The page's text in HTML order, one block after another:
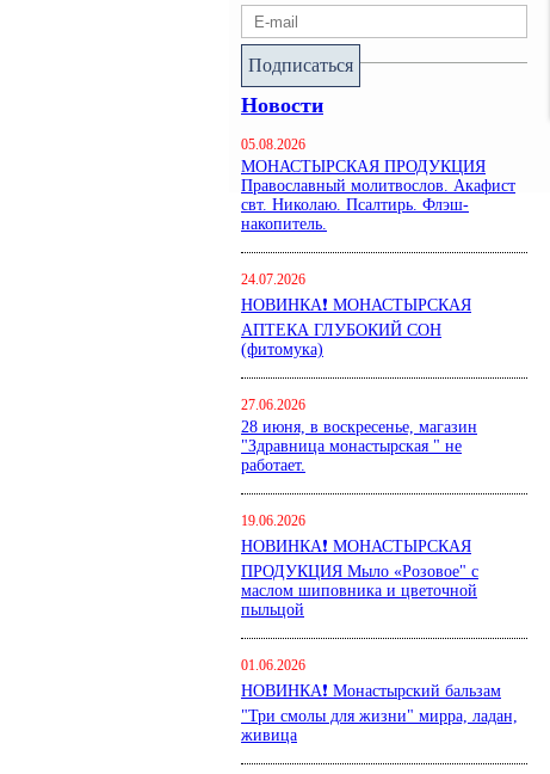
Подписаться
Новости
05.08.2026
МОНАСТЫРСКАЯ ПРОДУКЦИЯ
Православный молитвослов. Акафист
свт. Николаю. Псалтирь. Флэш-
накопитель.
24.07.2026
НОВИНКА❗ МОНАСТЫРСКАЯ
АПТЕКА ГЛУБОКИЙ СОН
(фитомука)
27.06.2026
28 июня, в воскресенье, магазин
"Здравница монастырская " не
работает.
19.06.2026
НОВИНКА❗ МОНАСТЫРСКАЯ
ПРОДУКЦИЯ Мыло «Розовое" с
маслом шиповника и цветочной
пыльцой
01.06.2026
НОВИНКА❗ Монастырский бальзам
"Три смолы для жизни" мирра, ладан,
живица